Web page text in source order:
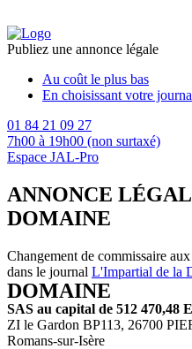
Publiez une annonce légale
Au coût le plus bas
En choisissant votre
01 84 21 09 27
7h00 à 19h00 (non surtaxé)
Espace JAL-Pro
ANNONCE
DOMAINE
Changement de commissaire
dans le journal L'Impartial de la
DOMAINE
SAS au capital de 512 470,48
ZI le Gardon BP113, 26700
Romans-sur-Isère